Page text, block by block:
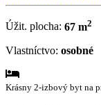
Úžit. plocha: 67 m2
Vlastníctvo: osobné
Krásny 2-izbový byt na